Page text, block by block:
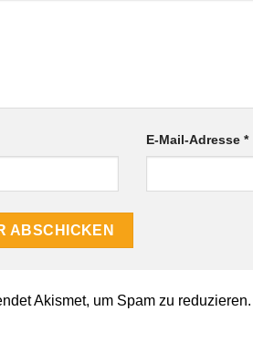
E-Mail-Adresse*
Akismet, um Spam zu reduzieren.